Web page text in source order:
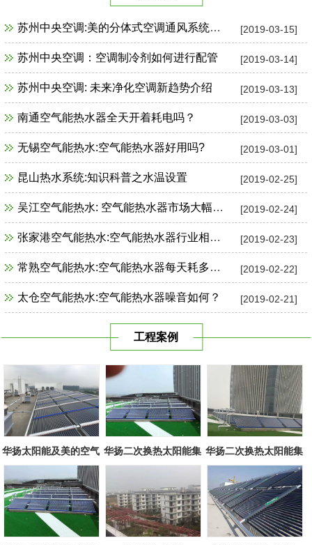
[2019-03-15]
苏州中央空调:美的分体式空调通风系统故障检修
[2019-03-14]
苏州中央空调：空调制冷剂如何进行配管
[2019-03-13]
苏州中央空调: 未来净化空调新趋势介绍
[2019-03-03]
南通空气能热水器全天开着耗电吗？
[2019-03-01]
无锡空气能热水:空气能热水器好用吗?
[2019-02-25]
昆山热水系统:知识科普之水温设置
[2019-02-24]
吴江空气能热水: 空气能热水器市场大幅增长
[2019-02-23]
张家港空气能热水:空气能热水器行业相关政策一览
[2019-02-22]
常熟空气能热水:空气能热水器每天耗多少电？
[2019-02-21]
太仓空气能热水:空气能热水器噪音如何？
工程案例
华扬太阳能及美的空气 华扬二次换热太阳能集 华扬二次换热太阳能集
中系统